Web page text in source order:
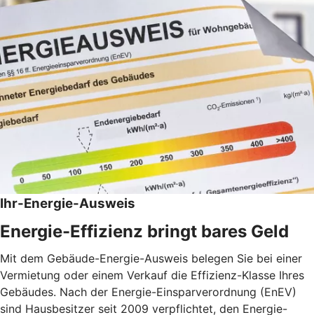
Ihr-Energie-Ausweis
Energie-Effizienz bringt bares Geld
Mit dem Gebäude-Energie-Ausweis belegen Sie bei einer
Vermietung oder einem Verkauf die Effizienz-Klasse Ihres
Gebäudes. Nach der Energie-Einsparverordnung (EnEV)
sind Hausbesitzer seit 2009 verpflichtet, den Energie-